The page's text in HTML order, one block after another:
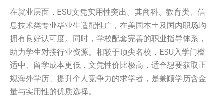
在就业层面，ESU文凭实用性突出。其商科、教育类、信
息技术类专业毕业生适配性广，在美国本土及国内职场均
拥有良好认可度。同时，学校配套完善的职业指导体系，
助力学生对接行业资源。相较于顶尖名校，ESU入学门槛
适中、留学成本更低，文凭性价比极高，适合想要获取正
规海外学历、提升个人竞争力的求学者，是兼顾学历含金
量与实用性的优质选择。